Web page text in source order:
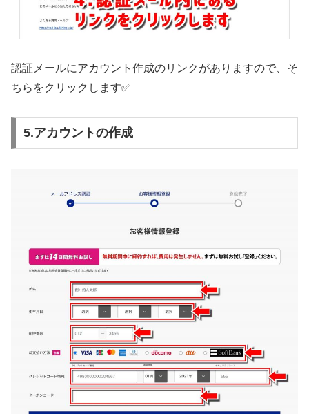
認証メールにアカウント作成のリンクがありますので、そ
ちらをクリックします✅
5.アカウントの作成